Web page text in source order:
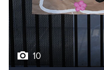
10